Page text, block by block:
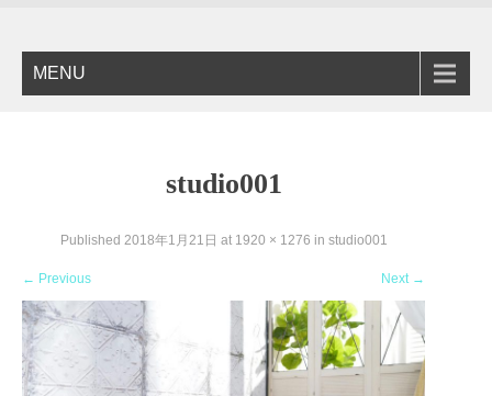
MENU
studio001
Published 2018年1月21日 at 1920 × 1276 in studio001
← Previous Next →